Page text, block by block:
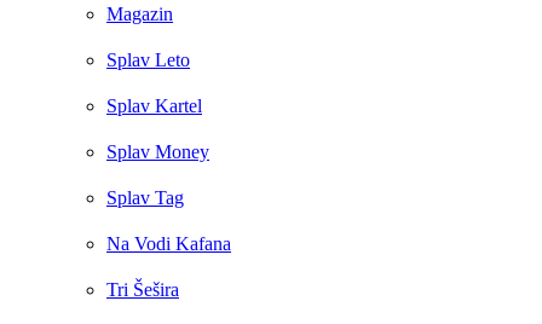
Magazin
Splav Leto
Splav Kartel
Splav Money
Splav Tag
Na Vodi Kafana
Tri Šešira